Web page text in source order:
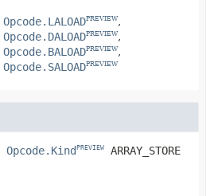
Opcode.LALOADPREVIEW
Opcode.DALOADPREVIEW
Opcode.BALOADPREVIEW
Opcode.SALOADPREVIEW
Opcode.Kind PREVIEW ARRAY_STORE